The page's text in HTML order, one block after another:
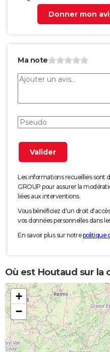
Donner mon
Ma note
Les informations recueillies sont
GROUP pour assurer la
liées aux interventions.
Vous bénéficiez d'un droit
vos données personnelles dans
En savoir plus sur notrepolitique
Où est Houtaud sur la
+
−